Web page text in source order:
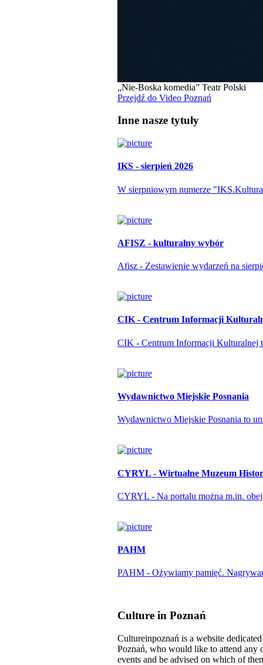
„Nie-Boska komedia” Teatr Polski
Przejdź do Video Poznań
Inne nasze tytuły
IKS - sierpień 2026
W sierpniowym numerze
AFISZ - kulturalny wybór
Afisz - Zestawienie wydarzeń na
CIK - Centrum Informacji
CIK - Centrum Informacji Kulturalnej
Wydawnictwo Miejskie Posnania
Wydawnictwo Miejskie Posnania to
CYRYL - Wirtualne Muzeum
CYRYL - Na portalu można m.in.
PAHM
PAHM - Ożywiamy pamięć.
Culture in Poznań
Cultureinpoznań is a website
Poznań, who would like to attend any
events and be advised on which of